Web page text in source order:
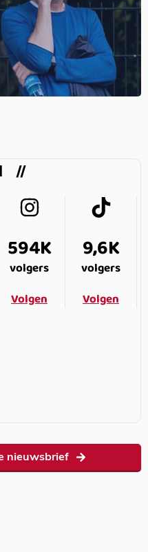
594K
volgers
Volgen
9,6K
volgers
Volgen
nieuwsbrief